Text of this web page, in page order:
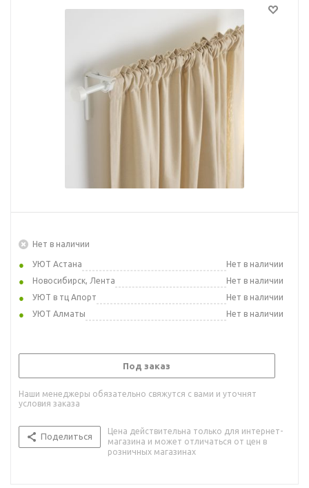
Нет в наличии
УЮТ Астана
Нет в наличии
Новосибирск, Лента
Нет в наличии
УЮТ в тц Апорт
Нет в наличии
УЮТ Алматы
Нет в наличии
Под заказ
Наши менеджеры обязательно свяжутся с вами и уточнят
условия заказа
Поделиться
Цена действительна только для интернет-
магазина и может отличаться от цен в
розничных магазинах